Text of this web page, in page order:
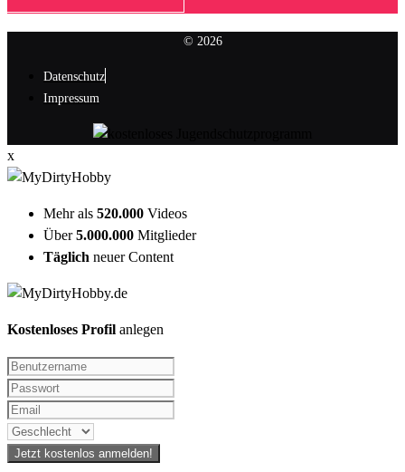
© 2026
Datenschutz
Impressum
x
Mehr als 520.000 Videos
Über5.000.000 Mitglieder
Täglich neuer Content
Kostenloses Profil anlegen